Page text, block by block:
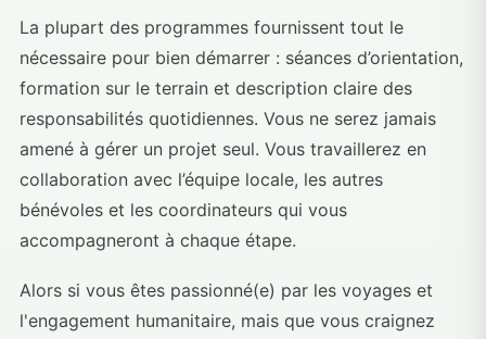
La plupart des programmes fournissent tout le
nécessaire pour bien démarrer : séances d’orientation,
formation sur le terrain et description claire des
responsabilités quotidiennes. Vous ne serez jamais
amené à gérer un projet seul. Vous travaillerez en
collaboration avec l’équipe locale, les autres
bénévoles et les coordinateurs qui vous
accompagneront à chaque étape.
Alors si vous êtes passionné(e) par les voyages et
l'engagement humanitaire, mais que vous craignez